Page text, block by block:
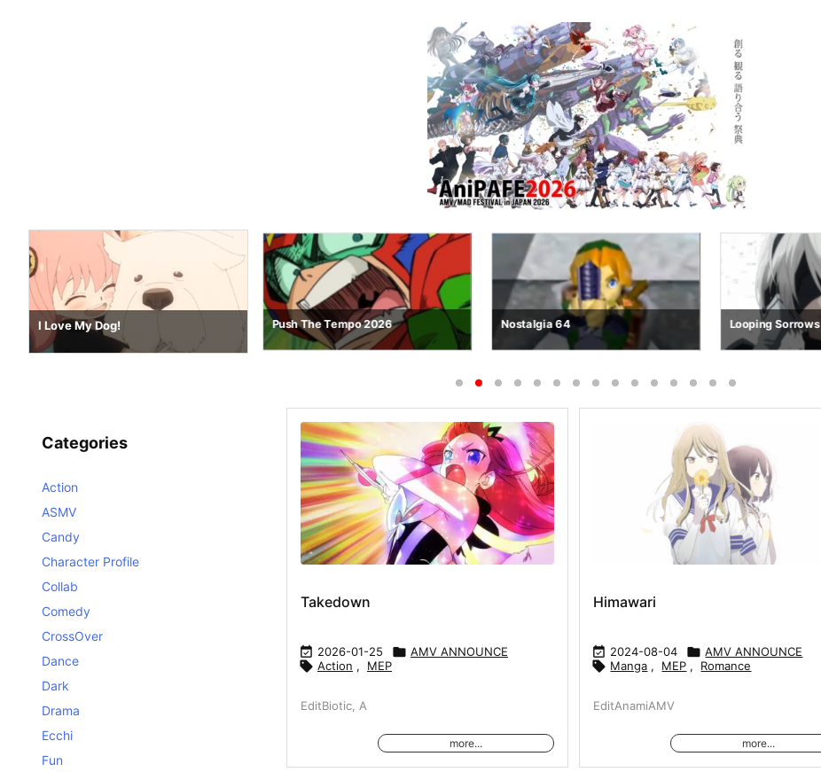
I Love My Dog! Push The Tempo 2026 Nostalgia 64 Looping Sorrows
Takedown
 2026-01-25  AMV ANNOUNCE
 Action , MEP
EditBiotic, A
more...
Himawari
 2024-08-04  AMV ANNOUNCE
 Manga , MEP , Romance
EditAnamiAMV‬
more...
Categories
Action
ASMV
Candy
Character Profile
Collab
Comedy
CrossOver
Dance
Dark
Drama
Ecchi
Fun